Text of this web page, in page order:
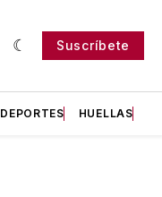
Suscríbete
DEPORTES HUELLAS